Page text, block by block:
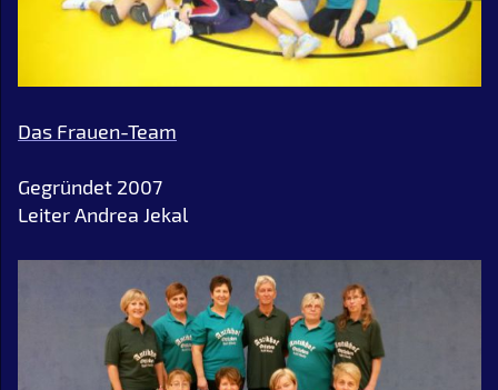
Das Frauen-Team
Gegründet 2007
Leiter Andrea Jekal